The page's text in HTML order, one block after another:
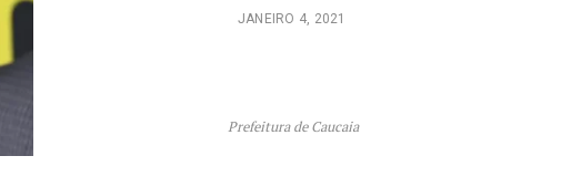
JANEIRO 4, 2021
Prefeitura de Caucaia